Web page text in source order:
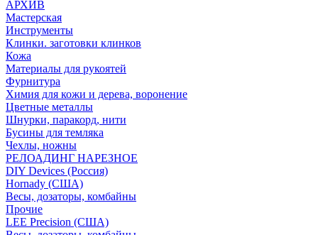
АРХИВ
Мастерская
Инструменты
Клинки. заготовки клинков
Кожа
Материалы для рукоятей
Фурнитура
Химия для кожи и дерева, воронение
Цветные металлы
Шнурки, паракорд, нити
Бусины для темляка
Чехлы, ножны
РЕЛОАДИНГ НАРЕЗНОЕ
DIY Devices (Россия)
Hornady (США)
Весы, дозаторы, комбайны
Прочие
LEE Precision (США)